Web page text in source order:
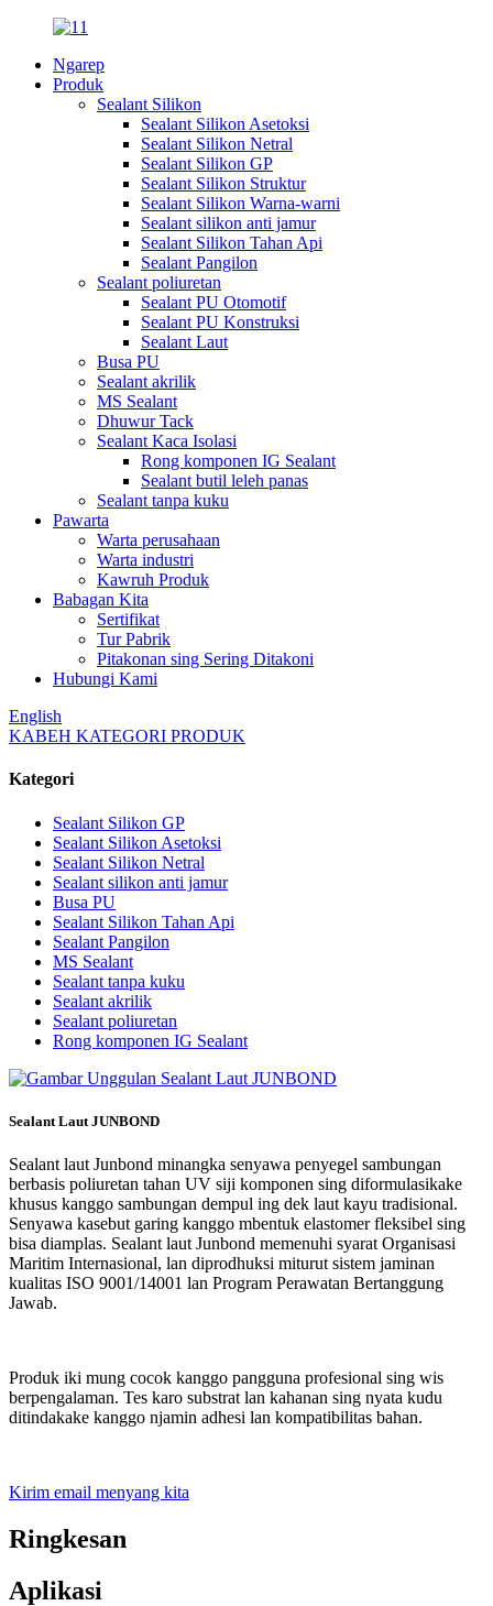
Ngarep
Produk
Sealant Silikon
Sealant Silikon Asetoksi
Sealant Silikon Netral
Sealant Silikon GP
Sealant Silikon Struktur
Sealant Silikon Warna-warni
Sealant silikon anti jamur
Sealant Silikon Tahan Api
Sealant Pangilon
Sealant poliuretan
Sealant PU Otomotif
Sealant PU Konstruksi
Sealant Laut
Busa PU
Sealant akrilik
MS Sealant
Dhuwur Tack
Sealant Kaca Isolasi
Rong komponen IG Sealant
Sealant butil leleh panas
Sealant tanpa kuku
Pawarta
Warta perusahaan
Warta industri
Kawruh Produk
Babagan Kita
Sertifikat
Tur Pabrik
Pitakonan sing Sering Ditakoni
Hubungi Kami
English
KABEH KATEGORI PRODUK
Kategori
Sealant Silikon GP
Sealant Silikon Asetoksi
Sealant Silikon Netral
Sealant silikon anti jamur
Busa PU
Sealant Silikon Tahan Api
Sealant Pangilon
MS Sealant
Sealant tanpa kuku
Sealant akrilik
Sealant poliuretan
Rong komponen IG Sealant
Sealant Laut JUNBOND
Sealant laut Junbond minangka senyawa penyegel sambungan
berbasis poliuretan tahan UV siji komponen sing diformulasikake
khusus kanggo sambungan dempul ing dek laut kayu tradisional.
Senyawa kasebut garing kanggo mbentuk elastomer fleksibel sing
bisa diamplas. Sealant laut Junbond memenuhi syarat Organisasi
Maritim Internasional, lan diprodhuksi miturut sistem jaminan
kualitas ISO 9001/14001 lan Program Perawatan Bertanggung
Jawab.
Produk iki mung cocok kanggo pangguna profesional sing wis
berpengalaman. Tes karo substrat lan kahanan sing nyata kudu
ditindakake kanggo njamin adhesi lan kompatibilitas bahan.
Kirim email menyang kita
Ringkesan
Aplikasi